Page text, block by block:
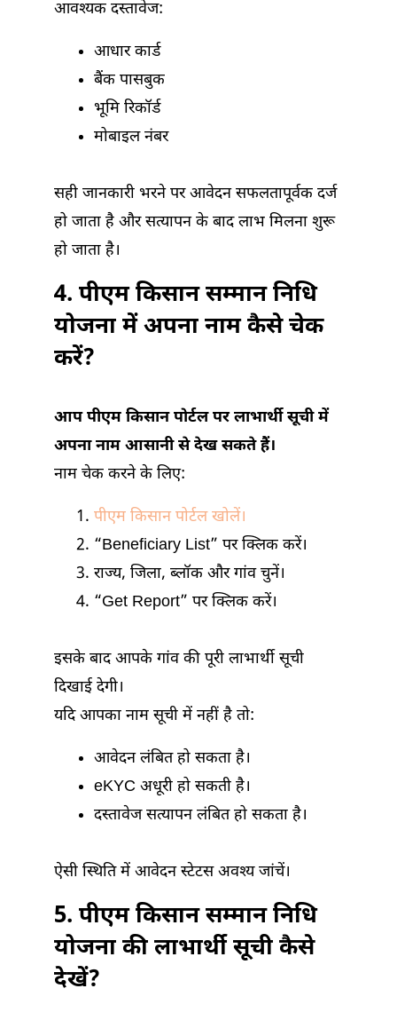
आवश्यक दस्तावेज:
आधार कार्ड
बैंक पासबुक
भूमि रिकॉर्ड
मोबाइल नंबर
सही जानकारी भरने पर आवेदन सफलतापूर्वक दर्ज
हो जाता है और सत्यापन के बाद लाभ मिलना शुरू
हो जाता है।
4. पीएम किसान सम्मान निधि
योजना में अपना नाम कैसे चेक
करें?
आप पीएम किसान पोर्टल पर लाभार्थी सूची में
अपना नाम आसानी से देख सकते हैं।
नाम चेक करने के लिए:
पीएम किसान पोर्टल खोलें।
“Beneficiary List” पर क्लिक करें।
राज्य, जिला, ब्लॉक और गांव चुनें।
“Get Report” पर क्लिक करें।
इसके बाद आपके गांव की पूरी लाभार्थी सूची
दिखाई देगी।
यदि आपका नाम सूची में नहीं है तो:
आवेदन लंबित हो सकता है।
eKYC अधूरी हो सकती है।
दस्तावेज सत्यापन लंबित हो सकता है।
ऐसी स्थिति में आवेदन स्टेटस अवश्य जांचें।
5. पीएम किसान सम्मान निधि
योजना की लाभार्थी सूची कैसे
देखें?